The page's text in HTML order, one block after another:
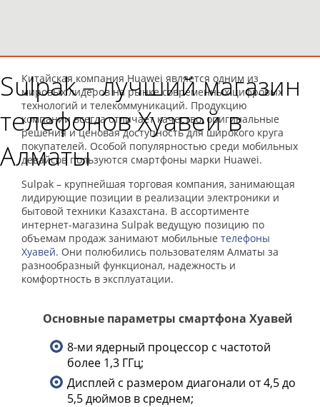
Sulpak – лучший магазин
телефонов Хуавей в
Алматы
Китайская компания Huawei является одним из
мировых лидеров на рынке современных цифровых
технологий и телекоммуникаций. Продукцию
компании всегда отличает качество, оригинальные
решения и ценовая доступность для широкого круга
покупателей. Особой популярностью среди мобильных
девайсов пользуются смартфоны марки Huawei.
Sulpak – крупнейшая торговая компания, занимающая
лидирующие позиции в реализации электроники и
бытовой техники Казахстана. В ассортименте
интернет-магазина Sulpak ведущую позицию по
объемам продаж занимают мобильные телефоны
Хуавей. Они полюбились пользователям Алматы за
разнообразный функционал, надежность и
комфортность в эксплуатации.
Основные параметры смартфона Хуавей
8-ми ядерный процессор с частотой
более 1,3 ГГц;
Дисплей с размером диагонали от 4,5 до
5,5 дюймов в среднем;